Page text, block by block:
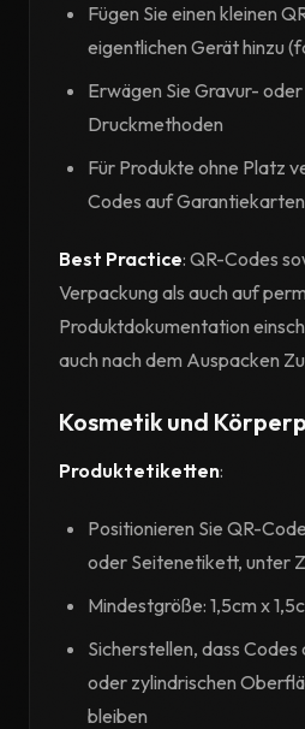
Fügen Sie einen kleinen
eigentlichen Gerät hinzu
Erwägen Sie Gravur-
Druckmethoden
Für Produkte ohne Platz
Codes auf Garantiekarten
Best Practice: QR-Codes
Verpackung als auch auf
Produktdokumentation
auch nach dem Auspacken
Kosmetik und
Produktetiketten:
Positionieren Sie QR-
oder Seitenetikett, unter
Mindestgröße: 1,5cm x
Sicherstellen, dass
oder zylindrischen
bleiben